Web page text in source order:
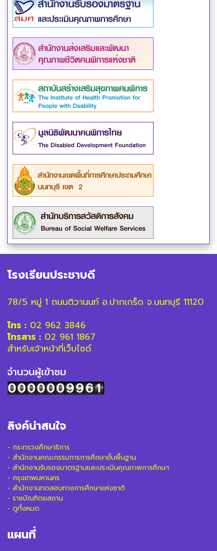
โรงเรียนประชาบดี
78/5 หมู่ 1 ถนนติวานนท์ อ.ปากเกร็ด จ.นนทบุรี 11120
โทร : 02 962 3846
โทรสาร : 02 961 1867
สำหรับเจ้าหน้าที่เว็บไซต์
จำนวนผู้เข้าชม
ลิงค์น่าสนใจ
- กระทรวงศึกษาธิการ
- สำนักงานคณะกรรมการการศึกษาขั้นพื้นฐาน
- สำนักงานรับรองมาตรฐานและประเมินคุณภาพการศึกษา
- กรุงเทพมหานคร
- สำนักงานทดสอบทางการศึกษาแห่งชาติ
- ราชบัณฑิตยสถาน
- ดูทั้งหมด
แผนที่